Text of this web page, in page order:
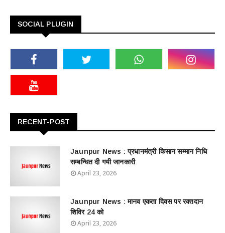
SOCIAL PLUGIN
RECENT-POST
Jaunpur News : ​प्रधानमंत्री किसान सम्मान निधि
सम्बन्धित दी गयी जानकारी
April 23, 2026
Jaunpur News : ​मानव एकता दिवस पर रक्तदान
शिविर 24 को
April 23, 2026